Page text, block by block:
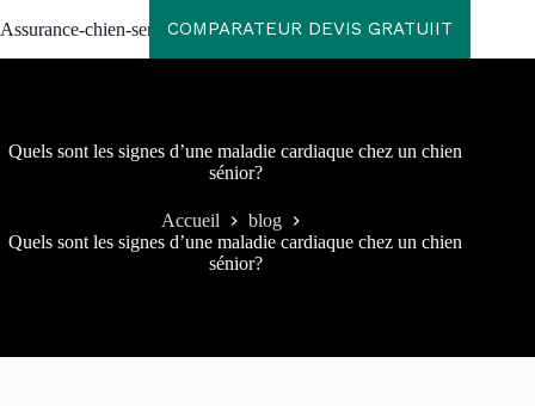
au
Assurance-chien-seniorCOMPARATEUR DEVIS GRATUIIT
Quels sont les signes d’une maladie cardiaque chez un chien
sénior?
Accueil
blog
Quels sont les signes d’une maladie cardiaque chez un chien
sénior?